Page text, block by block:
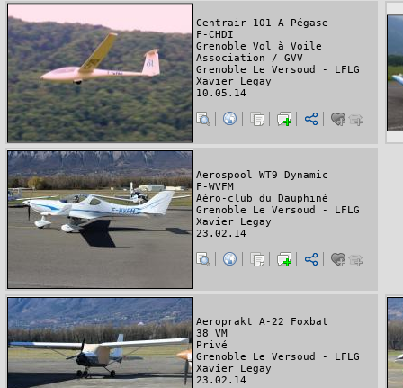
Centrair 101 A Pégase
F-CHDI
Grenoble Vol à Voile
Association / GVV
Grenoble Le Versoud - LFLG
Xavier Legay
10.05.14
Aerospool WT9 Dynamic
F-WVFM
Aéro-club du Dauphiné
Grenoble Le Versoud - LFLG
Xavier Legay
23.02.14
Aeroprakt A-22 Foxbat
38 VM
Privé
Grenoble Le Versoud - LFLG
Xavier Legay
23.02.14